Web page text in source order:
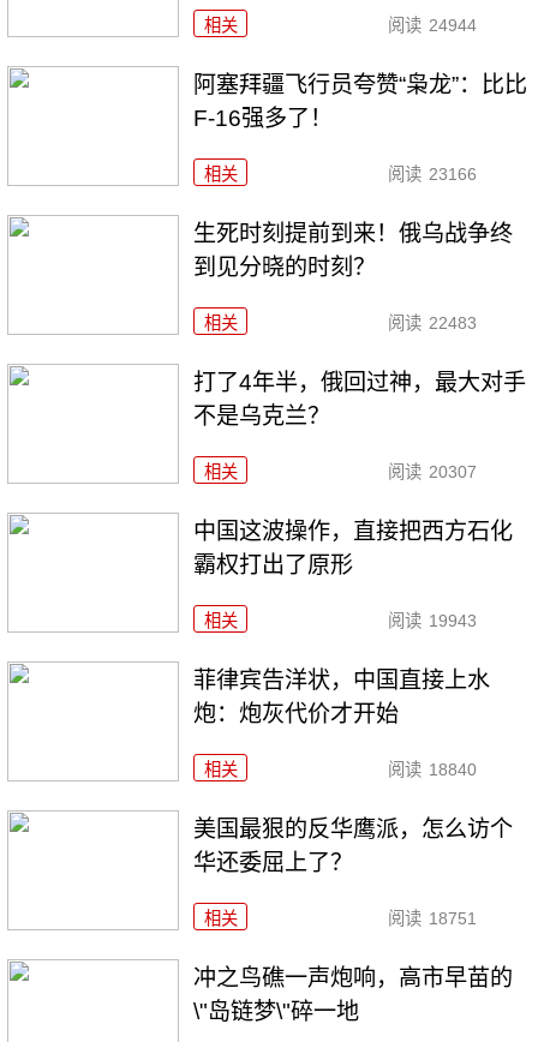
相关 阅读 24944
阿塞拜疆飞行员夸赞“枭龙”：比比
F-16强多了！
相关 阅读 23166
生死时刻提前到来！俄乌战争终
到见分晓的时刻？
相关 阅读 22483
打了4年半，俄回过神，最大对手
不是乌克兰？
相关 阅读 20307
中国这波操作，直接把西方石化
霸权打出了原形
相关 阅读 19943
菲律宾告洋状，中国直接上水
炮：炮灰代价才开始
相关 阅读 18840
美国最狠的反华鹰派，怎么访个
华还委屈上了？
相关 阅读 18751
冲之鸟礁一声炮响，高市早苗的
\"岛链梦\"碎一地